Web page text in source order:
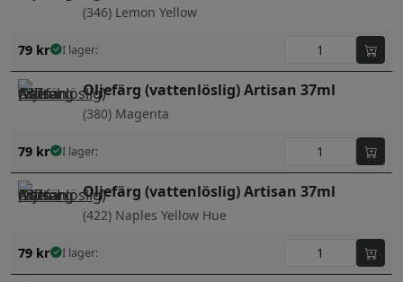
(346) Lemon Yellow
79 kr I lager:
Oljefärg (vattenlöslig) Artisan 37ml
(380) Magenta
79 kr I lager:
Oljefärg (vattenlöslig) Artisan 37ml
(422) Naples Yellow Hue
79 kr I lager: